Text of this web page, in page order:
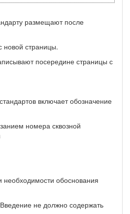
размещают после
новой страницы.
посередине страницы с
включает обозначение
номера сквозной
необходимости обоснования
не должно содержать